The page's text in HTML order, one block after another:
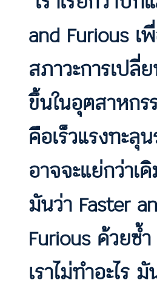
and Furious เ
สภาวะการเปลี่
ขึ้นในอุตสาหก
คือเร็วแรงทะลุ
อาจจะแย่กว่าเ
มันว่า Faster
Furious ด้วยซ้
เราไม่ทำอะไร